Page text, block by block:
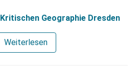
Kritischen Geographie Dresden
Weiterlesen